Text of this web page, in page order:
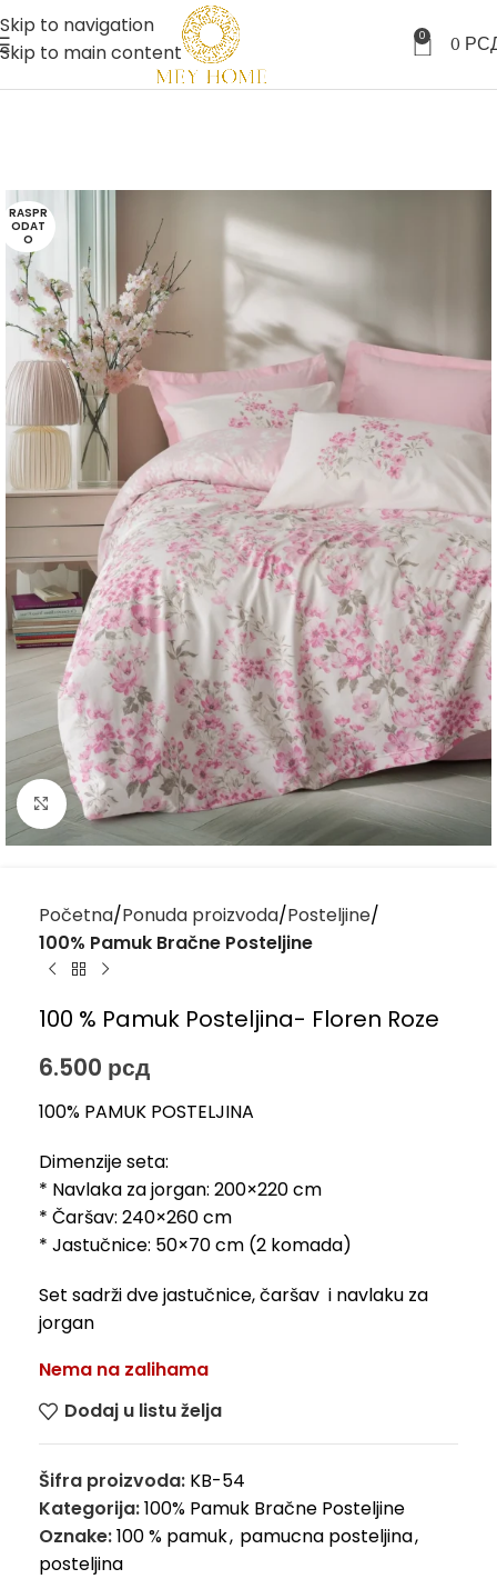
Skip to navigation
Skip to main content
0 0
RASPR
ODAT
O
Kliknite za uvećanje
Početna Ponuda proizvoda Posteljine
100% Pamuk Bračne Posteljine
100 % Pamuk Posteljina- Floren Roze
6.500 рсд
100% PAMUK POSTELJINA
Dimenzije seta:
* Navlaka za jorgan: 200×220 cm
* Čaršav: 240×260 cm
* Jastučnice: 50×70 cm (2 komada)
Set sadrži dve jastučnice, čaršav i navlaku za
jorgan
Nema na zalihama
Dodaj u listu želja
Šifra proizvoda: KB-54
Kategorija:100% Pamuk Bračne Posteljine
Oznake:100 % pamuk, pamucna posteljina,
posteljina